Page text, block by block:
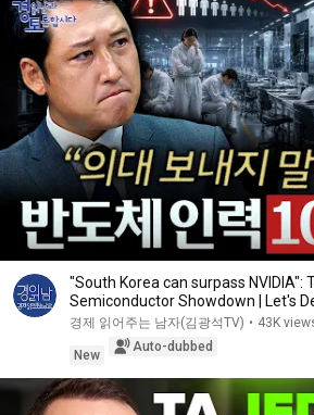
"South Korea can surpass NVIDIA":
Semiconductor Showdown | Let's
경제 읽어주는 남자(김광석TV) • 43K
New
Auto-dubbed